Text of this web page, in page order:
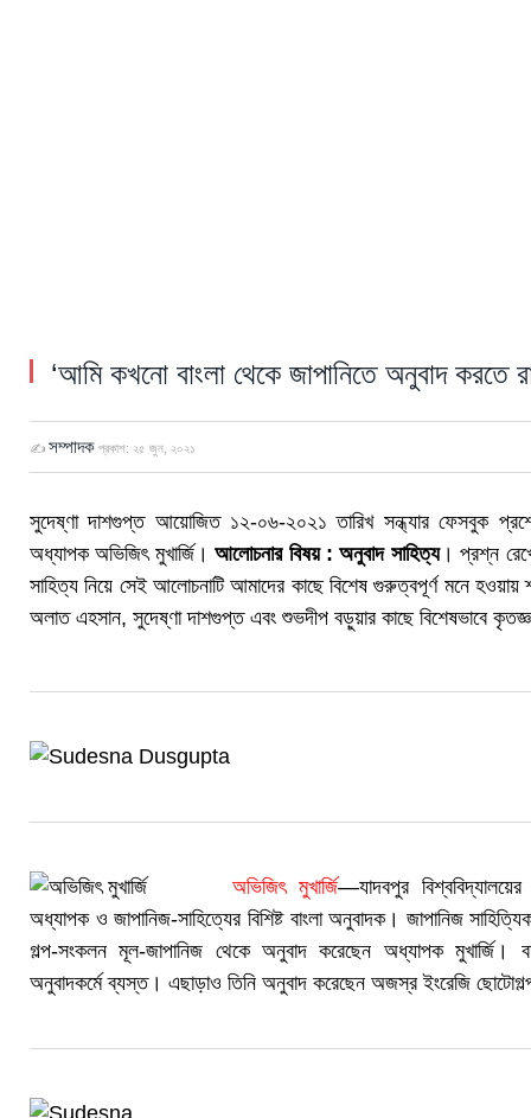
‘আমি কখনো বাংলা থেকে জাপানিতে অনুবাদ করতে
✍ সম্পাদক প্রকাশ: ২৫ জুন, ২০২১
সুদেষ্ণা দাশগুপ্ত আয়োজিত ১২-০৬-২০২১ তারিখ সন্ধ্যার ফেসবুক
অধ্যাপক অভিজিৎ মুখার্জি।আলোচনার বিষয় : অনুবাদ সাহিত্য। প্রশ্ন
সাহিত্য নিয়ে সেই আলোচনাটি আমাদের কাছে বিশেষ গুরুত্বপূর্ণ মনে
অলাত এহসান, সুদেষ্ণা দাশগুপ্ত এবং শুভদীপ বড়ুয়ার কাছে বিশেষভাবে
অভিজিৎ মুখার্জি—যাদবপুর বিশ্ববিদ্যালয়ের
অধ্যাপক ও জাপানিজ-সাহিত্যের বিশিষ্ট বাংলা অনুবাদক। জাপানিজ
গল্প-সংকলন মূল-জাপানিজ থেকে অনুবাদ করেছেন অধ্যাপক মুখার্জি।
অনুবাদকর্মে ব্যস্ত। এছাড়াও তিনি অনুবাদ করেছেন অজস্র ইংরেজি